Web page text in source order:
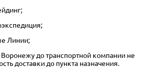
до транспортной компании не
доставки до пункта назначения.